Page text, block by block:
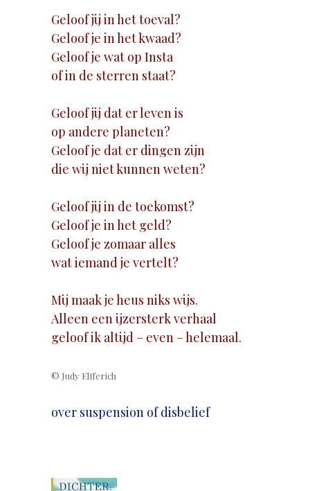
Geloof jij in het toeval?
Geloof je in het kwaad?
Geloof je wat op Insta
of in de sterren staat?
Geloof jij dat er leven is
op andere planeten?
Geloof je dat er dingen zijn
die wij niet kunnen weten?
Geloof jij in de toekomst?
Geloof je in het geld?
Geloof je zomaar alles
wat iemand je vertelt?
Mij maak je heus niks wijs.
Alleen een ijzersterk verhaal
geloof ik altijd – even – helemaal.
© Judy Elfferich
over suspension of disbelief